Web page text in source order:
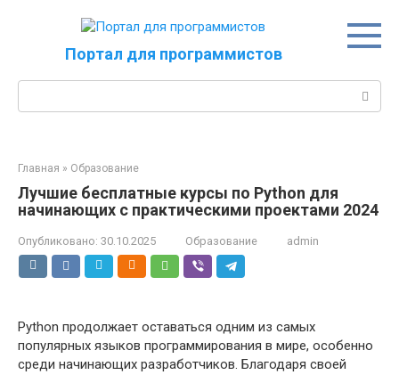
Портал для программистов
Главная » Образование
Лучшие бесплатные курсы по Python для
начинающих с практическими проектами 2024
Опубликовано: 30.10.2025 Образование admin
Python продолжает оставаться одним из самых
популярных языков программирования в мире, особенно
среди начинающих разработчиков. Благодаря своей